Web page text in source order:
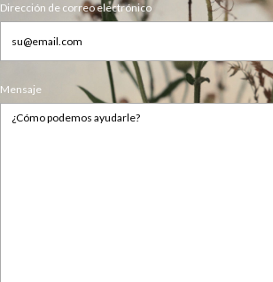
Dirección de correo electrónico
Mensaje